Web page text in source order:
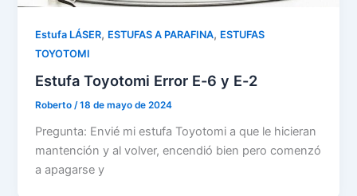
Estufa LÁSER, ESTUFAS A PARAFINA, ESTUFAS
TOYOTOMI
Estufa Toyotomi Error E-6 y E-2
Roberto/18 de mayo de 2024
Pregunta: Envié mi estufa Toyotomi a que le hicieran
mantención y al volver, encendió bien pero comenzó
a apagarse y